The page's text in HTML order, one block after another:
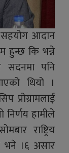
सहयोग आदान
हुन्छ कि भन्ने
सदनमा पनि
थियो ।
प्रोग्रामलाई
निर्णय हामीले
राष्ट्रिय
भने ।६ असार